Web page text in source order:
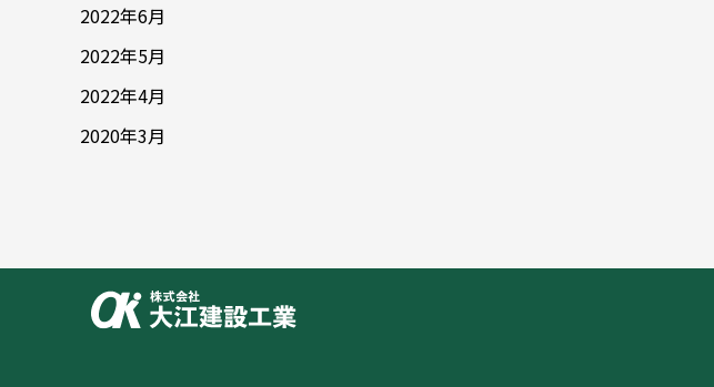
2022年6月
2022年5月
2022年4月
2020年3月